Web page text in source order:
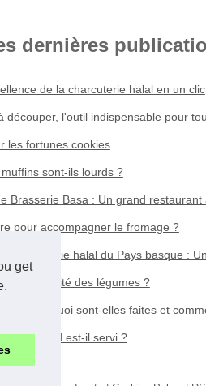
get
dernières
de la charcuterie halal en un clic
découper, l'outil indispensable pour
les fortunes cookies
sont-ils lourds ?
Brasserie Basa : Un grand restaurant
pour accompagner le fromage ?
charcuterie halal du Pays basque :
la maturité des légumes ?
: De quoi sont-elles faites et
: Quand est-il servi ?